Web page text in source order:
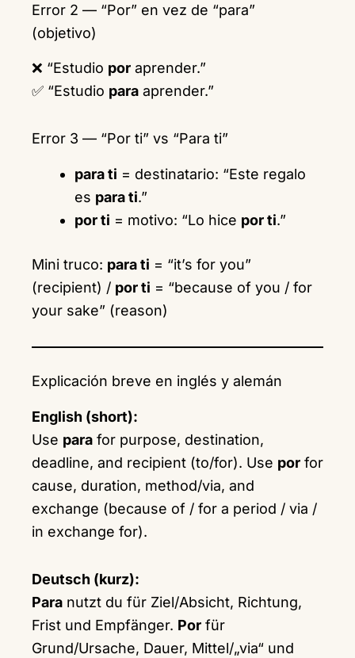
Error 2 — “Por” en vez de “para”
(objetivo)
❌ “Estudio por aprender.”
✅ “Estudio para aprender.”
Error 3 — “Por ti” vs “Para ti”
para ti = destinatario: “Este regalo
es para ti.”
por ti = motivo: “Lo hice por ti.”
Mini truco: para ti = “it’s for you”
(recipient) / por ti = “because of you / for
your sake” (reason)
Explicación breve en inglés y alemán
English (short):
Use para for purpose, destination,
deadline, and recipient (to/for). Use por for
cause, duration, method/via, and
exchange (because of / for a period / via /
in exchange for).
Deutsch (kurz):
Para nutzt du für Ziel/Absicht, Richtung,
Frist und Empfänger. Por für
Grund/Ursache, Dauer, Mittel/„via“ und